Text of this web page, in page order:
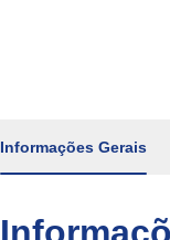
Informações Gerais